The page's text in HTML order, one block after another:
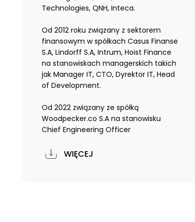
Technologies, QNH, Inteca.
Od 2012 roku związany z sektorem
finansowym w spółkach Casus Finanse
S.A, Lindorff S.A, Intrum, Hoist Finance
na stanowiskach managerskich takich
jak Manager IT, CTO, Dyrektor IT, Head
of Development.
Od 2022 związany ze spółką
Woodpecker.co S.A na stanowisku
Chief Engineering Officer
WIĘCEJ